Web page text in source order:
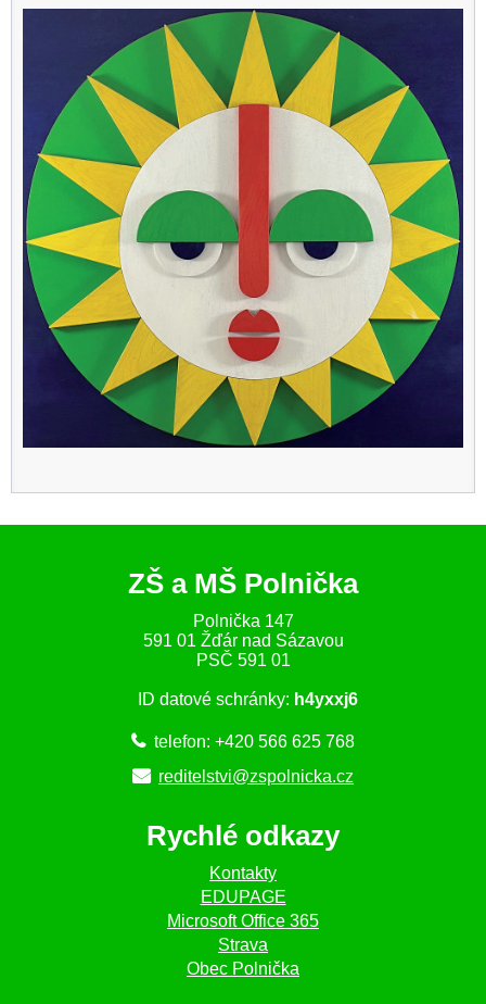
ZŠ a MŠ Polnička
Polnička 147
591 01 Žďár nad Sázavou
PSČ 591 01
ID datové schránky: h4yxxj6
telefon: +420 566 625 768
reditelstvi@zspolnicka.cz
Rychlé odkazy
Kontakty
EDUPAGE
Microsoft Office 365
Strava
Obec Polnička